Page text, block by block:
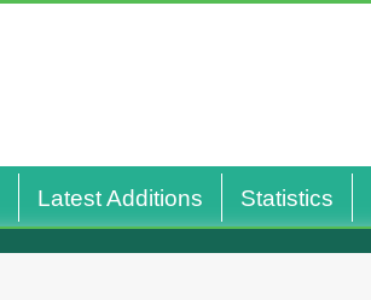
Latest Additions Statistics